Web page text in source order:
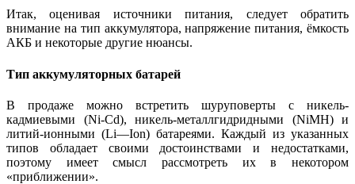
Итак, оценивая источники питания, следует обратить
внимание на тип аккумулятора, напряжение питания, ёмкость
АКБ и некоторые другие нюансы.
Тип аккумуляторных батарей
В продаже можно встретить шуруповерты с никель-
кадмиевыми (Ni-Сd), никель-металлгидридными (NiМН) и
литий-ионными (Li—Ion) батареями. Каждый из указанных
типов обладает своими достоинствами и недостатками,
поэтому имеет смысл рассмотреть их в некотором
«приближении».